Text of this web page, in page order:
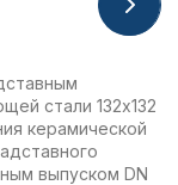
стали 132х132
керамической
выпуском DN